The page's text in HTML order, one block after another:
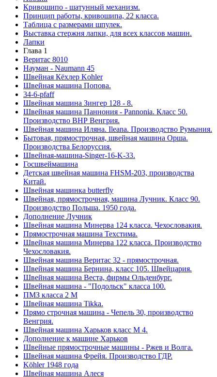
Кривошипо - шатунный механизм.
Принцип работы, кривошипа, 22 класса.
Таблица с размерами шпулек.
Выставка стержня лапки, для всех классов машин.
Лапки
Глава 1
Веритас 8010
Науман - Naumann 45
Швейная Кёхлер Kohler
Швейная машина Попова.
34-6-pfaff
Швейная машина Зингер 128 - 8.
Швейная машина Паннония - Pannonia. Класс 50.
Производство ВНР Венгрия.
Швейная машина Иляна. Ileana. Производство Румыния.
Бытовая, прямострочная, швейная машина Орша.
Производства Белоруссия.
Швейная-машина-Singer-16-K-33.
Госшвеймашина
Детская швейная машина FHSM-203, производства
Китай.
Швейная машинка butterfly
Швейная, прямострочная, машина Лучник. Класс 90.
Производство Польша. 1950 года.
Дополнение Лучник
Швейная машина Минерва 124 класса. Чехословакия.
Прямострочная машина Техстима.
Швейная машина Минерва 122 класса. Производство
Чехословакия.
Швейная машина Веритас 32 - прямострочная.
Швейная машина Бернина, класс 105. Швейцария.
Швейная машина Веста, фирмы Ольденбург.
Швейная машина - "Подольск" класса 100.
ПМЗ класса 2 М
Швейная машина Tikka.
Прямо строчная машина - Чепель 30, производство
Венгрия.
Швейная машина Харьков класс М 4.
Дополнение к машине Харьков
Швейные прямострочные машины - Ржев и Волга.
Швейная машина Фрейя. Производство ГДР.
Köhler 1948 года
Швейная машина Алеся